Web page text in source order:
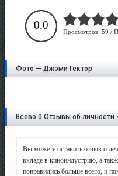
0.0
Просмотров: 59 /
Фото — Джэми Гектор
Всево 0 Отзывы об
Вы можете оставить отзыв о
вкладе в киноиндустрию, а
понравились больше всего, и